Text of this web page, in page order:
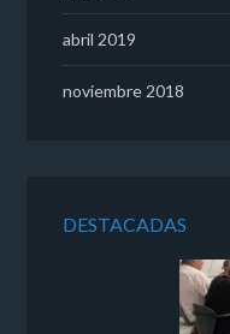
abril 2019
noviembre 2018
DESTACADAS